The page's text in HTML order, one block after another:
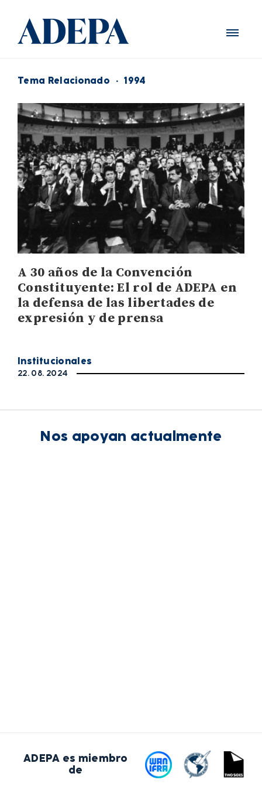
Tema Relacionado · 1994
A 30 años de la Convención
Constituyente: El rol de ADEPA en
la defensa de las libertades de
expresión y de prensa
Institucionales
22. 08. 2024
Nos apoyan actualmente
ADEPA es miembro
de